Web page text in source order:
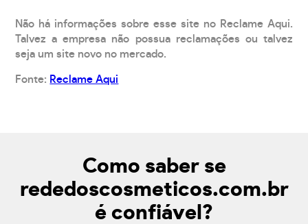
Não há informações sobre esse site no Reclame Aqui.
Talvez a empresa não possua reclamações ou talvez
seja um site novo no mercado.
Fonte: Reclame Aqui
Como saber se
rededoscosmeticos.com.br
é confiável?